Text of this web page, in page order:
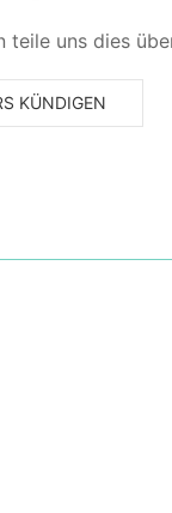
teile uns dies
KÜNDIGEN